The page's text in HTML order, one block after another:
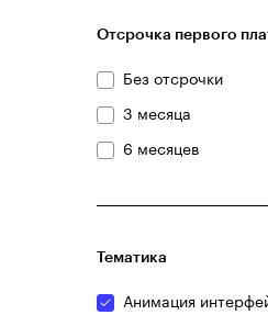
Отсрочка первого
Без отсрочки
3 месяца
6 месяцев
Тематика
Анимация